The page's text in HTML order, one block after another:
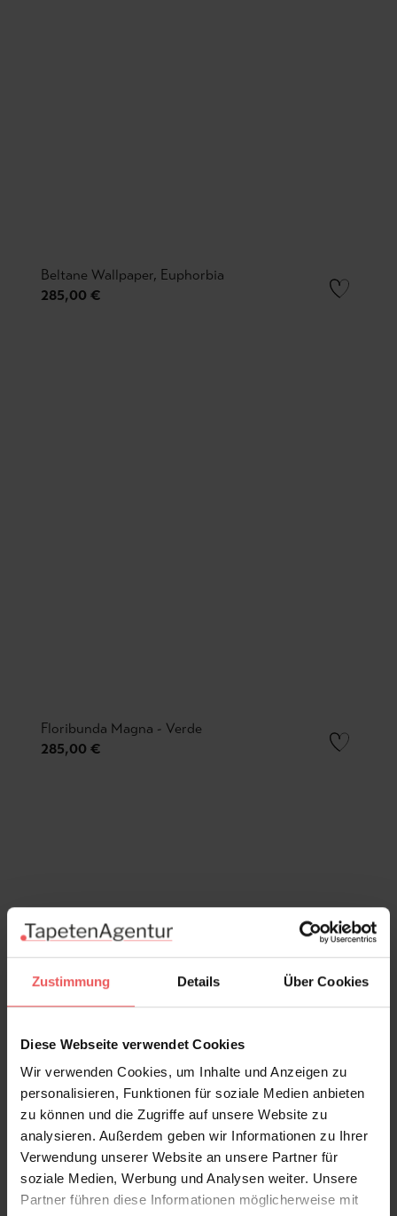
Zustimmung Details Über Cookies
Diese Webseite verwendet Cookies
Wir verwenden Cookies, um Inhalte und Anzeigen zu
personalisieren, Funktionen für soziale Medien anbieten
zu können und die Zugriffe auf unsere Website zu
analysieren. Außerdem geben wir Informationen zu Ihrer
Verwendung unserer Website an unsere Partner für
soziale Medien, Werbung und Analysen weiter. Unsere
Partner führen diese Informationen möglicherweise mit
Beltane Wallpaper, Euphorbia
285,00 €
Floribunda Magna - Verde
285,00 €
Floribunda Magna - Zenith
285,00 €